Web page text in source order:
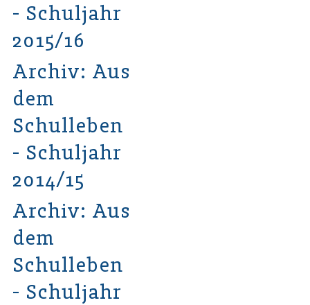
- Schuljahr
2015/16
Archiv: Aus
dem
Schulleben
- Schuljahr
2014/15
Archiv: Aus
dem
Schulleben
- Schuljahr